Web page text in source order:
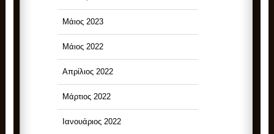
Μάιος 2023
Μάιος 2022
Απρίλιος 2022
Μάρτιος 2022
Ιανουάριος 2022